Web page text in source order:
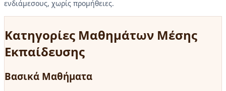
ενδιάμεσους, χωρίς προμήθειες.
Κατηγορίες Μαθημάτων Μέσης
Εκπαίδευσης
Βασικά Μαθήματα